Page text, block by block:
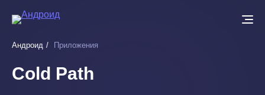
основному
Андроид Приложения
Cold Path